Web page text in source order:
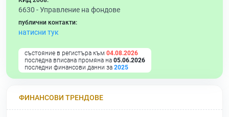
6630 -Управление на фондове
публични контакти:
натисни тук
състояние в регистъра към 04.08.2026
последна вписана промяна на 05.06.2026
последни финансови данни за 2025
ФИНАНСОВИ ТРЕНДОВЕ